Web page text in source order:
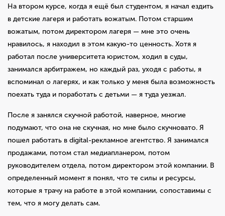
На втором курсе, когда я ещё был студентом, я начал ездить
в детские лагеря и работать вожатым. Потом старшим
вожатым, потом директором лагеря — мне это очень
нравилось, я находил в этом какую-то ценность. Хотя я
работал после университета юристом, ходил в суды,
занимался арбитражем, но каждый раз, уходя с работы, я
вспоминал о лагерях, и как только у меня была возможность
поехать туда и поработать с детьми — я туда уезжал.
После я занялся скучной работой, наверное, многие
подумают, что она не скучная, но мне было скучновато. Я
пошел работать в digital-рекламное агентство. Я занимался
продажами, потом стал медиапланером, потом
руководителем отдела, потом директором этой компании. В
определенный момент я понял, что те силы и ресурсы,
которые я трачу на работе в этой компании, сопоставимы с
тем, что я могу делать сам.